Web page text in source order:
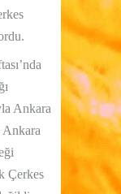
Ankara
Ankara
Çerkes